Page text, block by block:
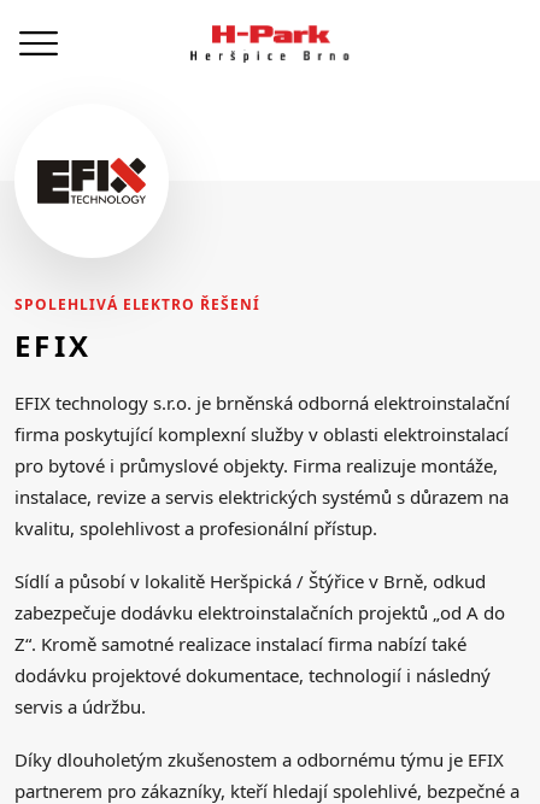
SPOLEHLIVÁ ELEKTRO ŘEŠENÍ
EFIX
EFIX technology s.r.o. je brněnská odborná elektroinstalační
firma poskytující komplexní služby v oblasti elektroinstalací
pro bytové i průmyslové objekty. Firma realizuje montáže,
instalace, revize a servis elektrických systémů s důrazem na
kvalitu, spolehlivost a profesionální přístup.
Sídlí a působí v lokalitě Heršpická / Štýřice v Brně, odkud
zabezpečuje dodávku elektroinstalačních projektů „od A do
Z“. Kromě samotné realizace instalací firma nabízí také
dodávku projektové dokumentace, technologií i následný
servis a údržbu.
Díky dlouholetým zkušenostem a odbornému týmu je EFIX
partnerem pro zákazníky, kteří hledají spolehlivé, bezpečné a